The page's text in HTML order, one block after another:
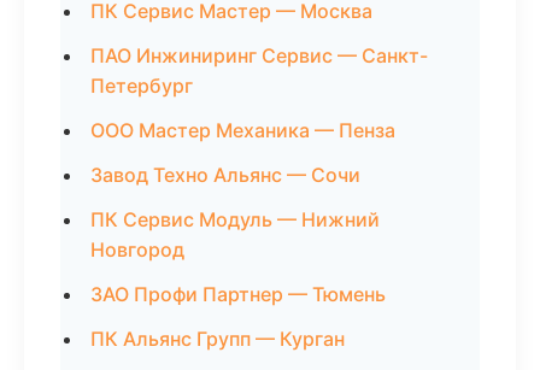
ПК Сервис Мастер — Москва
ПАО Инжиниринг Сервис — Санкт-
Петербург
ООО Мастер Механика — Пенза
Завод Техно Альянс — Сочи
ПК Сервис Модуль — Нижний
Новгород
ЗАО Профи Партнер — Тюмень
ПК Альянс Групп — Курган